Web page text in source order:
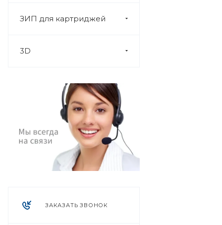
ЗИП для картриджей
3D
ЗАКАЗАТЬ ЗВОНОК